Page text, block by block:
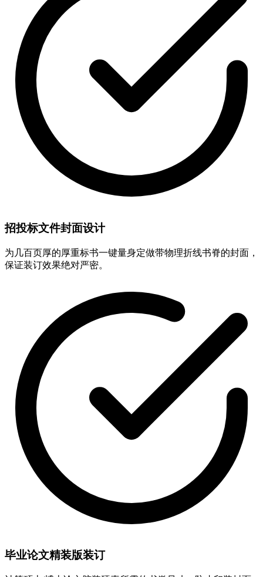
招投标文件封面设计
为几百页厚的厚重标书一键量身定做带物理折线书脊的封面，
保证装订效果绝对严密。
毕业论文精装版装订